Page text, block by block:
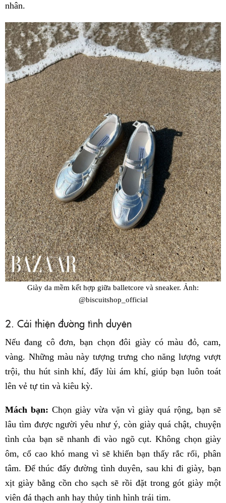
nhân.
Giày da mềm kết hợp giữa balletcore và sneaker. Ảnh:
@biscuitshop_official
2. Cải thiện đường tình duyên
Nếu đang cô đơn, bạn chọn đôi giày có màu đỏ, cam,
vàng. Những màu này tượng trưng cho năng lượng vượt
trội, thu hút sinh khí, đẩy lùi ám khí, giúp bạn luôn toát
lên vẻ tự tin và kiêu kỳ.
Mách bạn: Chọn giày vừa vặn vì giày quá rộng, bạn sẽ
lâu tìm được người yêu như ý, còn giày quá chật, chuyện
tình của bạn sẽ nhanh đi vào ngõ cụt. Không chọn giày
ôm, cổ cao khó mang vì sẽ khiến bạn thấy rắc rối, phân
tâm. Để thúc đẩy đường tình duyên, sau khi đi giày, bạn
xịt giày bằng cồn cho sạch sẽ rồi đặt trong gót giày một
viên đá thạch anh hay thủy tinh hình trái tim.